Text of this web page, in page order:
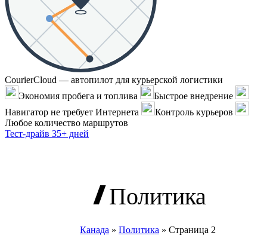
CourierCloud — автопилот для курьерской логистики
Экономия пробега и топлива
Быстрое внедрение
Навигатор не требует Интернета
Контроль курьеров
Любое количество маршрутов
Тест-драйв 35+ дней
Политика
Канада » Политика » Страница 2